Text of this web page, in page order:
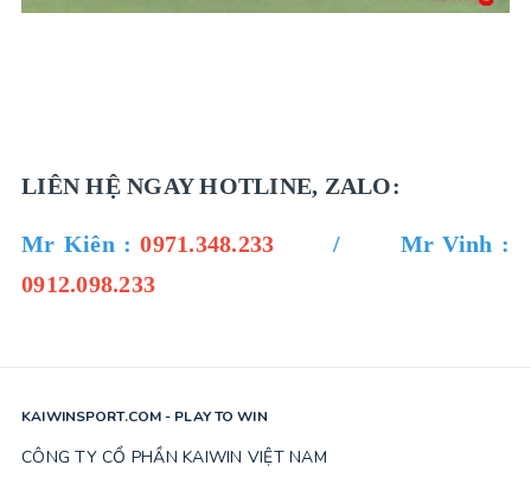
LIÊN HỆ NGAY HOTLINE, ZALO:
Mr Kiên :0971.348.233
/ Mr Vinh :
0912.098.233
KAIWINSPORT.COM - PLAY TO WIN
CÔNG TY CỔ PHẦN KAIWIN VIỆT NAM